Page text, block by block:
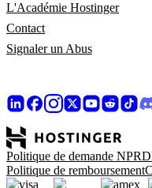
L'Académie Hostinger
Contact
Signaler un Abus
Politique de demande NPRD
Politique de remboursement